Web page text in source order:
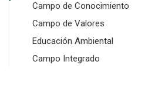
Campo de Conocimiento
Campo de Valores
Educación Ambiental
Campo Integrado